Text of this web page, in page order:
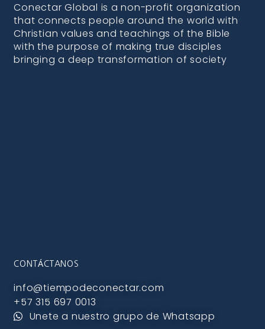
Conectar Global is a non-profit organization
that connects people around the world with
Christian values and teachings of the Bible
with the purpose of making true disciples
bringing a deep transformation of society
CONTÁCTANOS
info@tiempodeconectar.com
+57 315 697 0013
Unete a nuestro grupo de Whatsapp